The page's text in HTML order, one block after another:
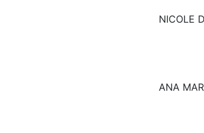
NICOLE
ANA